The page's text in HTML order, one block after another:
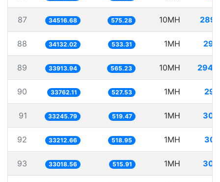
87 34516.68 575.28 10MH
88 34132.02 533.31 1MH
89 33913.94 565.23 10MH
90 33762.11 527.53 1MH
91 33245.79 519.47 1MH
92 33212.66 518.95 1MH
93 33018.56 515.91 1MH